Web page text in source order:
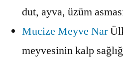
dut, ayva, üzüm
Mucize Meyve Nar
meyvesinin kalp